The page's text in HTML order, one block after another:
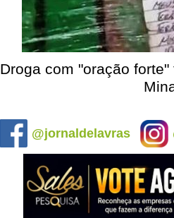
Droga com "oração
@jornaldelavras